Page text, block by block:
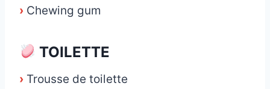
› Chewing gum
TOILETTE
› Trousse de toilette